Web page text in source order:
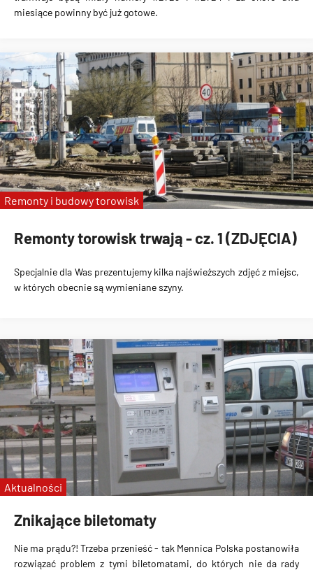
miesiące powinny być już gotowe.
Remonty torowisk trwają - cz. 1 (ZDJĘCIA)
Specjalnie dla Was prezentujemy kilka najświeższych zdjęć z miejsc,
w których obecnie są wymieniane szyny.
Remonty i budowy torowisk
Znikające biletomaty
Nie ma prądu?! Trzeba przenieść - tak Mennica Polska postanowiła
rozwiązać problem z tymi biletomatami, do których nie da rady
Aktualności